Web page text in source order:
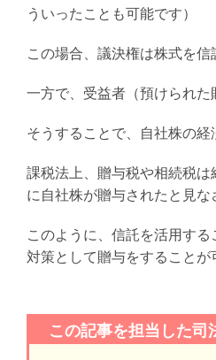
ういったことも可能です）
この場合、議決権は株式を
一方で、受益者（預けられ
そうすることで、自社株の経
課税法上、贈与税や相続税
に自社株が贈与されたと見
このように、信託を活用す
対策として贈与をすることが
この記事を担当した司